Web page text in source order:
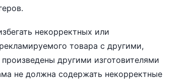
некорректных или
товара с другими,
другими изготовителями
не должна содержать некорректные